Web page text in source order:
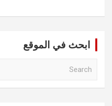
ابحث في الموقع